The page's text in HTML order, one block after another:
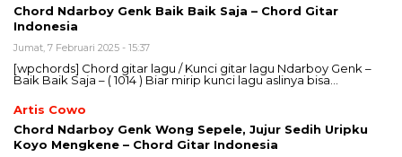
Chord Ndarboy Genk Baik Baik Saja – Chord Gitar
Indonesia
Jumat, 7 Februari 2025 - 15:37
[wpchords] Chord gitar lagu / Kunci gitar lagu Ndarboy Genk –
Baik Baik Saja – ( 1014 ) Biar mirip kunci lagu aslinya bisa…
Artis Cowo
Chord Ndarboy Genk Wong Sepele, Jujur Sedih Uripku
Koyo Mengkene – Chord Gitar Indonesia